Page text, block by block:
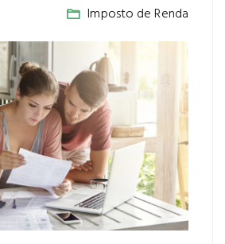
Imposto de Renda